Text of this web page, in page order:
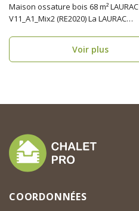
Maison ossature bois 68 m² LAURAC
V11_A1_Mix2 (RE2020) La LAURAC
Voir plus
COORDONNÉES